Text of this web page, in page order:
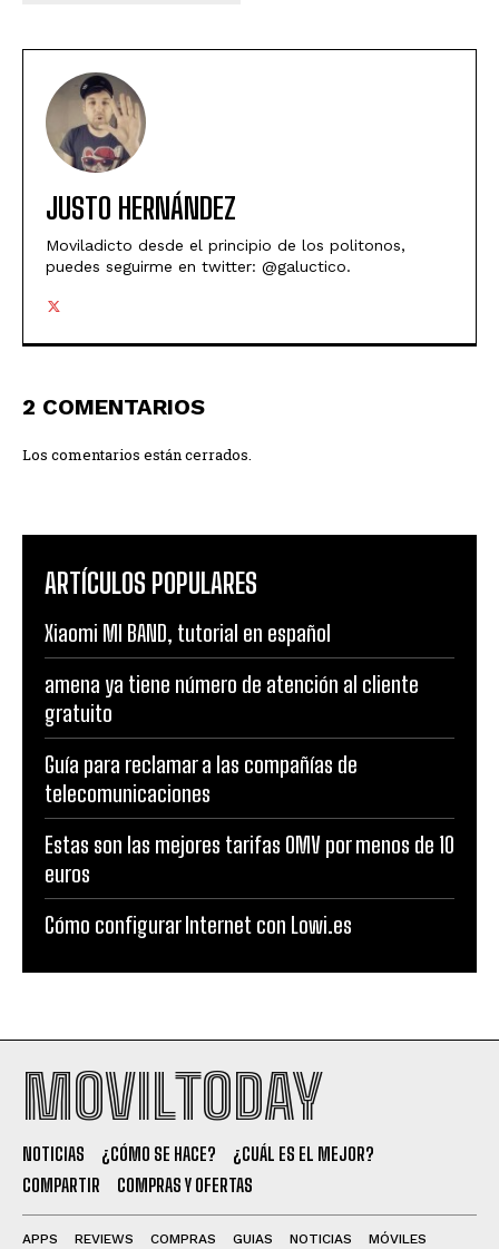
JUSTO HERNÁNDEZ
Moviladicto desde el principio de los politonos,
puedes seguirme en twitter: @galuctico.
2 COMENTARIOS
Los comentarios están cerrados.
ARTÍCULOS POPULARES
Xiaomi MI BAND, tutorial en español
amena ya tiene número de atención al cliente
gratuito
Guía para reclamar a las compañías de
telecomunicaciones
Estas son las mejores tarifas OMV por menos de 10
euros
Cómo configurar Internet con Lowi.es
MOVILTODAY
NOTICIAS ¿CÓMO SE HACE?
¿CUÁL ES EL MEJOR?
COMPARTIR
COMPRAS Y OFERTAS
APPS REVIEWS COMPRAS GUIAS NOTICIAS MÓVILES